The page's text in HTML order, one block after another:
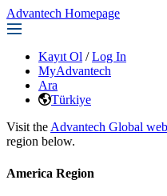
Advantech Homepage
Kayıt Ol / Log In
MyAdvantech
Ara
Türkiye
Visit the Advantech Global
region below.
America Region